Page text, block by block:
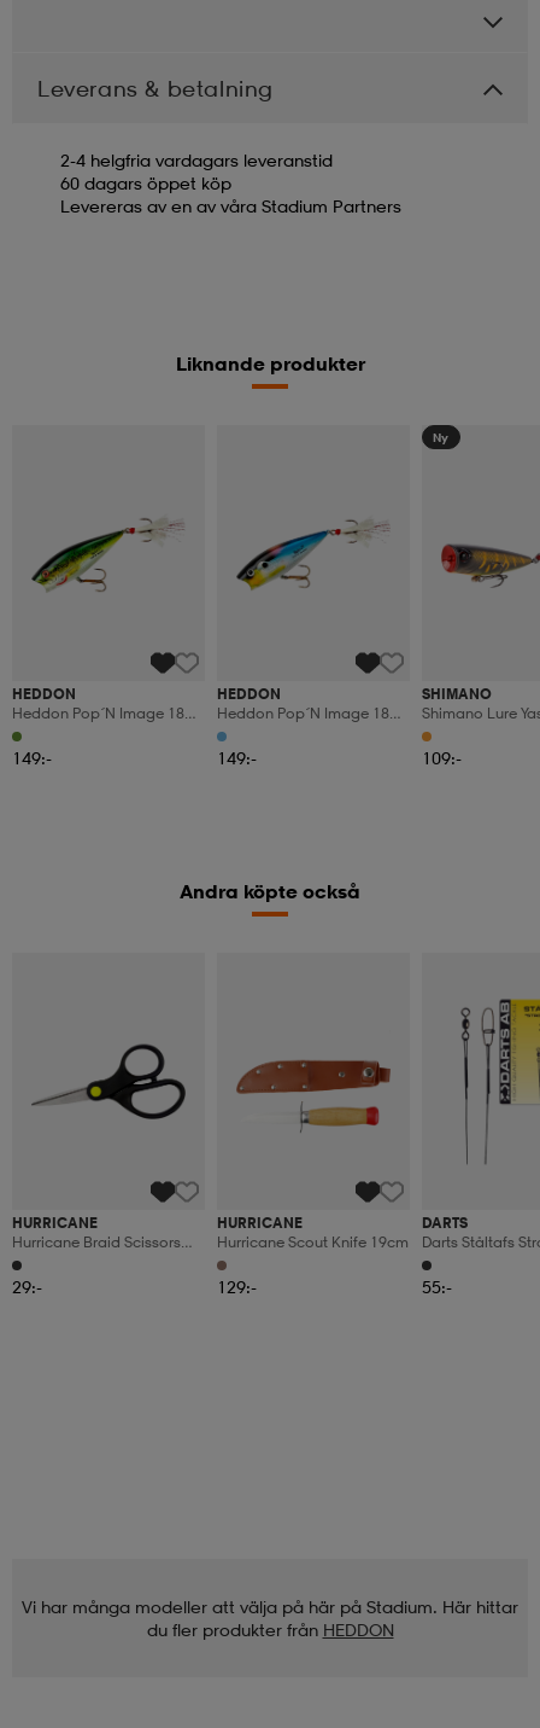
Leverans & betalning
2-4 helgfria vardagars leveranstid
60 dagars öppet köp
Levereras av en av våra Stadium Partners
Liknande produkter
HEDDON
Heddon Pop´n Image 18g
8cm - Dbb
149:-
HEDDON
Heddon Pop´n Image 18g
8cm - Dtfs
149:-
Ny
SHIMANO
Shimano Lure
Pop F 60mm
109:-
Andra köpte också
HURRICANE
Hurricane Braid Scissors
13cm
29:-
HURRICANE
Hurricane Scout Knife 19cm
129:-
DARTS
Darts Ståltafs
15cm
55:-
Vi har många modeller att välja på här på Stadium. Här hittar
du fler produkter från HEDDON